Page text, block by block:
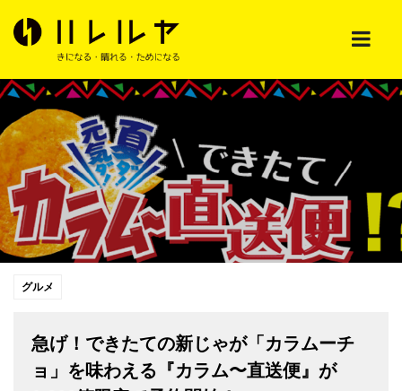
グルメ
急げ！できたての新じゃが「カラムーチ
ョ」を味わえる『カラム〜直送便』が